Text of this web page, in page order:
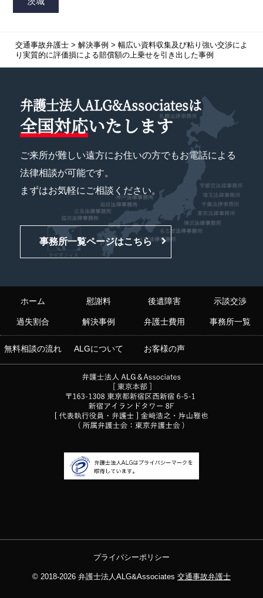
交通事故弁護士> 解決事例 > 幅広い資料収集及び粘り強い交渉によ
り実質的に評価損による賠償額の上乗せを引き出した事例
弁護士法人ALG&Associatesは
全国対応いたします
ご来所が難しい遠方にお住いの方でもお電話による
法律相談が可能です。
まずはお気軽にご相談ください。
事務所一覧ページはこちら
ホーム 慰謝料 後遺障害 示談交渉
過失割合 解決事例 弁護士費用 事務所一覧
無料相談の流れ ALGについて お客様の声
プライバシーポリシー
© 2018-2026 弁護士法人ALG&Associates 交通事故弁護士